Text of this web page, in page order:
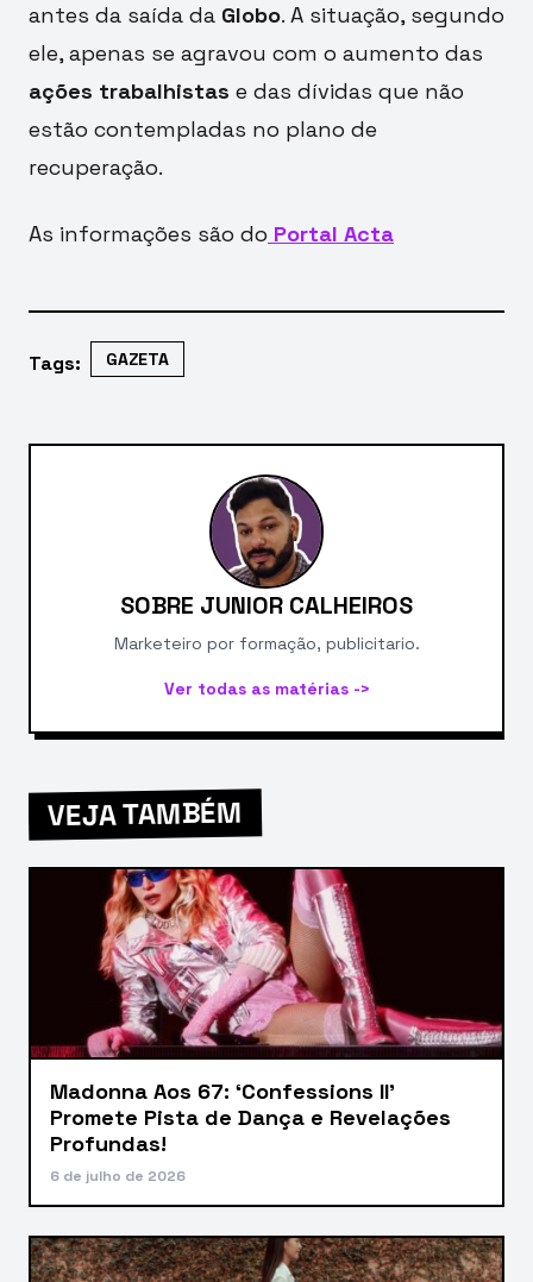
antes da saída da Globo. A situação, segundo
ele, apenas se agravou com o aumento das
ações trabalhistas e das dívidas que não
estão contempladas no plano de
recuperação.
As informações são do Portal Acta
Tags: GAZETA
SOBRE JUNIOR CALHEIROS
Marketeiro por formação, publicitario.
Ver todas as matérias ->
VEJA TAMBÉM
Madonna Aos 67: ‘Confessions II’
Promete Pista de Dança e Revelações
Profundas!
6 de julho de 2026